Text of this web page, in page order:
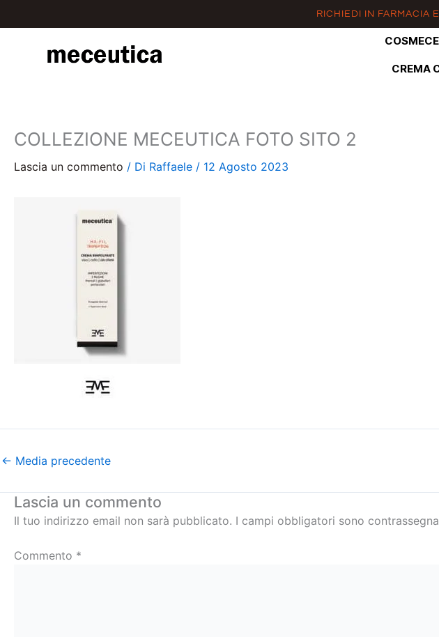
al
RICHIEDI IN FARMACIA
CREMA
COLLEZIONE MECEUTICA FOTO SITO 2
Lascia un commento / Di Raffaele / 12 Agosto 2023
← Media precedente
Lascia un commento
Il tuo indirizzo email non sarà pubblicato. I campi obbligatori sono
Commento *